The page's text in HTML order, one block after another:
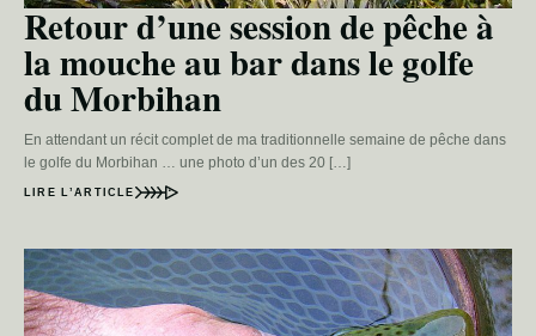
Retour d’une session de pêche à
la mouche au bar dans le golfe
du Morbihan
En attendant un récit complet de ma traditionnelle semaine de pêche dans
le golfe du Morbihan … une photo d’un des 20 […]
LIRE L’ARTICLE